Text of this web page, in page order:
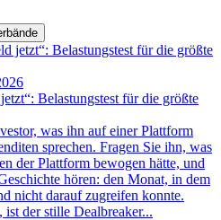
Belastungstest für die größte
was ihn auf einer Plattform
sprechen. Fragen Sie ihn, was
der Plattform bewogen hätte, und
hören: den Monat, in dem
nicht darauf zugreifen konnte.
der stille Dealbreaker...